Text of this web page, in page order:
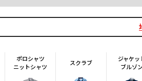
ポロシャツ
ニットシャツ
スクラブ
ジャケッ
ブルゾン